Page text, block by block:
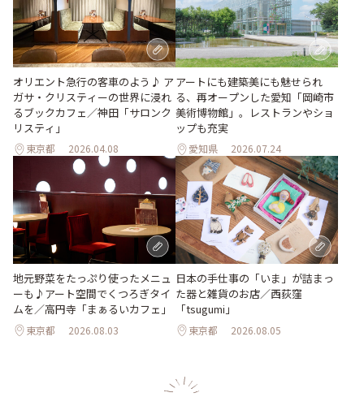
オリエント急行の客車のよう♪ ア
ガサ・クリスティーの世界に浸れ
るブックカフェ／神田「サロンク
リスティ」
東京都 2026.04.08
アートにも建築美にも魅せられ
る、再オープンした愛知「岡崎市
美術博物館」。レストランやショ
ップも充実
愛知県 2026.07.24
地元野菜をたっぷり使ったメニュ
ーも♪アート空間でくつろぎタイ
ムを／高円寺「まぁるいカフェ」
東京都 2026.08.03
日本の手仕事の「いま」が詰まっ
た器と雑貨のお店／西荻窪
「tsugumi」
東京都 2026.08.05